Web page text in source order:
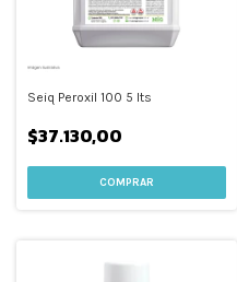
Seiq Peroxil 100 5 lts
$37.130,00